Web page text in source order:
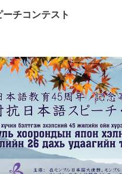
チコンテスト